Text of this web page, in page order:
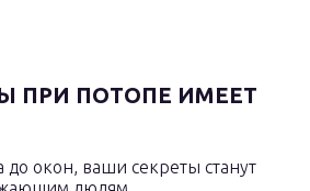
ПРИ ПОТОПЕ ИМЕЕТ
до окон, ваши секреты станут